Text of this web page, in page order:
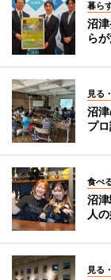
暮ら
沼
ら
見る
沼
プ
食べ
沼
人
見る